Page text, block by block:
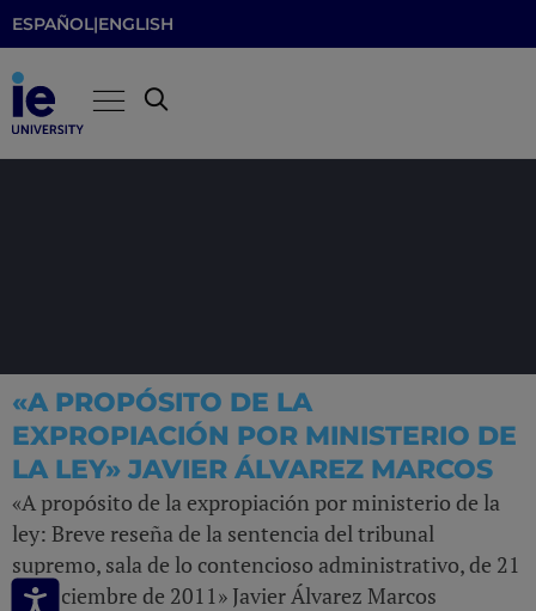
ESPAÑOL|ENGLISH
«A PROPÓSITO DE LA
EXPROPIACIÓN POR MINISTERIO DE
LA LEY» JAVIER ÁLVAREZ MARCOS
«A propósito de la expropiación por ministerio de la
ley: Breve reseña de la sentencia del tribunal
supremo, sala de lo contencioso administrativo, de 21
de Diciembre de 2011» Javier Álvarez Marcos